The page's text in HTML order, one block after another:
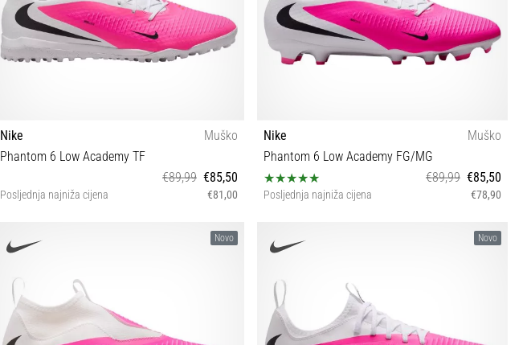
Nike
Muško
Phantom 6 Low Academy TF
€89,99 €85,50
Posljednja najniža cijena €81,00
Nike
Muško
Phantom 6 Low Academy FG/MG
€89,99 €85,50
Posljednja najniža cijena €78,90
Novo Novo